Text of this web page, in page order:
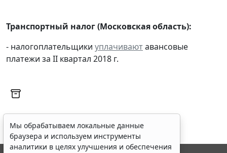
Транспортный налог (Московская область):
- налогоплательщики уплачиваютавансовые
платежи за II квартал 2018 г.
Мы обрабатываем локальные данные
браузера и используем инструменты
аналитики в целях улучшения и обеспечения